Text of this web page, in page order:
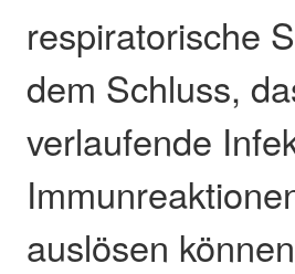
respiratorische
dem Schluss,
verlaufende
auslösen